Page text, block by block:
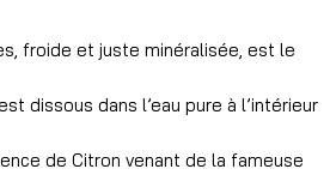
froide et juste minéralisée, est le
dissous dans l’eau pure à l’intérieur
de Citron venant de la fameuse